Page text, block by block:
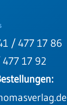
/ 477 17 86
17 92